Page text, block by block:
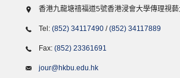
香港九龍塘禧福道5號香港浸會大學傳理視
Tel: (852) 34117490 /(852) 34117889
Fax: (852) 23361691
jour@hkbu.edu.hk